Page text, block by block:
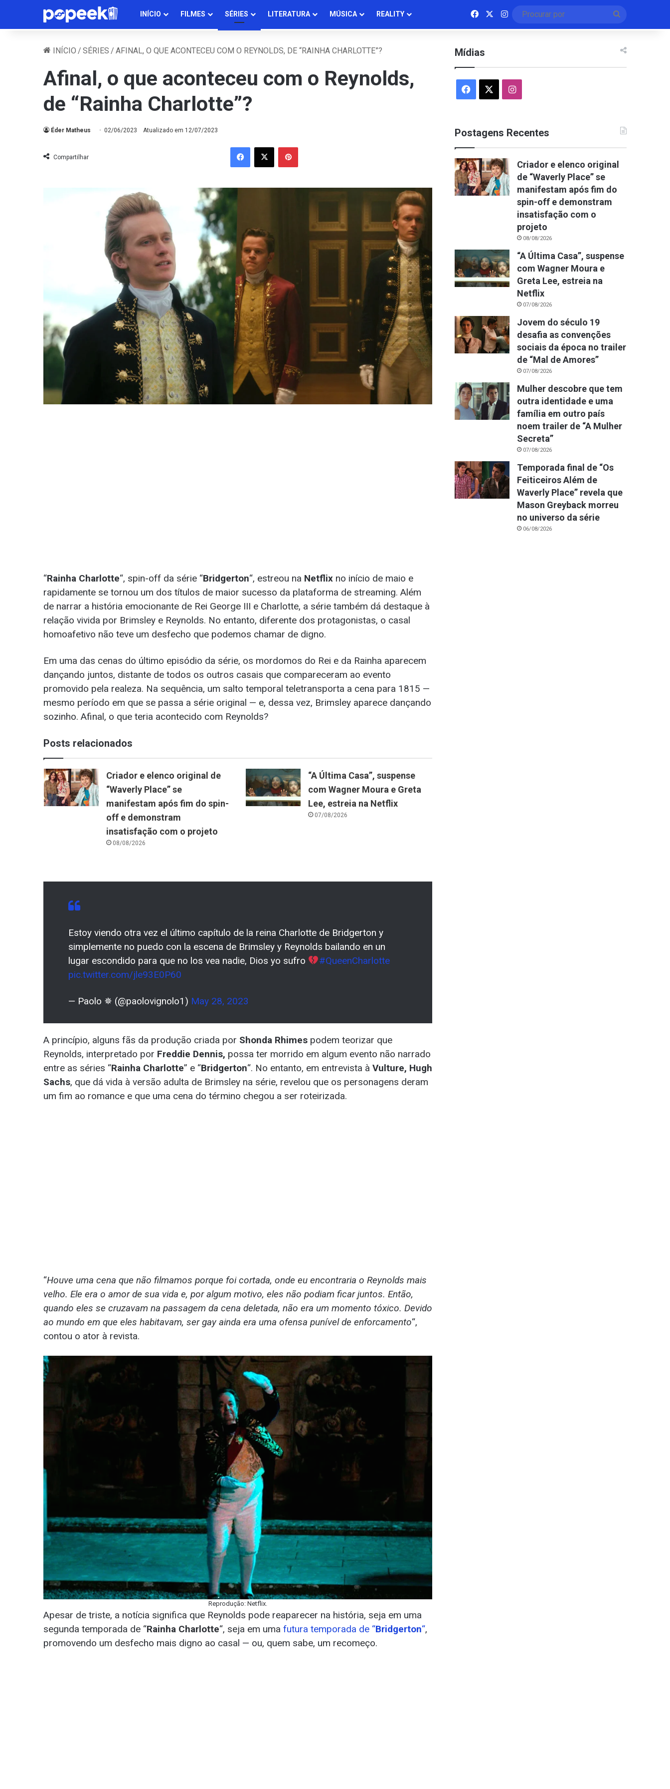
INÍCIO FILMES SÉRIES LITERATURA MÚSICA REALITY FacebookInstagram
por
INÍCIO / SÉRIES / AFINAL, O QUE ACONTECEU COM O REYNOLDS, DE “RAINHA CHARLOTTE”?
Afinal, o que aconteceu com o Reynolds,
de “Rainha Charlotte”?
Éder Matheus 02/06/2023 Atualizado em 12/07/2023
Compartilhar
Facebook
X Pinterest
“Rainha Charlotte“, spin-off da série “Bridgerton“, estreou na Netflix no início de maio e
rapidamente se tornou um dos títulos de maior sucesso da plataforma de streaming. Além
de narrar a história emocionante de Rei George III e Charlotte, a série também dá destaque à
relação vivida por Brimsley e Reynolds. No entanto, diferente dos protagonistas, o casal
homoafetivo não teve um desfecho que podemos chamar de digno.
Em uma das cenas do último episódio da série, os mordomos do Rei e da Rainha aparecem
dançando juntos, distante de todos os outros casais que compareceram ao evento
promovido pela realeza. Na sequência, um salto temporal teletransporta a cena para 1815 —
mesmo período em que se passa a série original — e, dessa vez, Brimsley aparece dançando
sozinho. Afinal, o que teria acontecido com Reynolds?
Posts relacionados
Criador e elenco original de
“Waverly Place” se
manifestam após fim do spin-
off e demonstram
insatisfação com o projeto
08/08/2026
“A Última Casa”, suspense
com Wagner Moura e Greta
Lee, estreia na Netflix
07/08/2026
Estoy viendo otra vez el último capítulo de la reina Charlotte de Bridgerton y
simplemente no puedo con la escena de Brimsley y Reynolds bailando en un
lugar escondido para que no los vea nadie, Dios yo sufro
#QueenCharlotte
pic.twitter.com/jle93E0P60
— Paolo ✵ (@paolovignolo1) May 28, 2023
A princípio, alguns fãs da produção criada por Shonda Rhimes podem teorizar que
Reynolds, interpretado por Freddie Dennis, possa ter morrido em algum evento não narrado
entre as séries “Rainha Charlotte” e “Bridgerton“. No entanto, em entrevista à Vulture, Hugh
Sachs, que dá vida à versão adulta de Brimsley na série, revelou que os personagens deram
um fim ao romance e que uma cena do término chegou a ser roteirizada.
“Houve uma cena que não filmamos porque foi cortada, onde eu encontraria o Reynolds mais
velho. Ele era o amor de sua vida e, por algum motivo, eles não podiam ficar juntos. Então,
quando eles se cruzavam na passagem da cena deletada, não era um momento tóxico. Devido
ao mundo em que eles habitavam, ser gay ainda era uma ofensa punível de enforcamento“,
contou o ator à revista.
Reprodução: Netflix.
Apesar de triste, a notícia significa que Reynolds pode reaparecer na história, seja em uma
segunda temporada de “Rainha Charlotte“, seja em uma futura temporada de “Bridgerton“,
promovendo um desfecho mais digno ao casal — ou, quem sabe, um recomeço.
Mídias
Facebook Instagram
Postagens Recentes
Criador e elenco original
de “Waverly Place” se
manifestam após fim do
spin-off e demonstram
insatisfação com o
projeto
08/08/2026
“A Última Casa”, suspense
com Wagner Moura e
Greta Lee, estreia na
Netflix
07/08/2026
Jovem do século 19
desafia as convenções
sociais da época no trailer
de “Mal de Amores”
07/08/2026
Mulher descobre que tem
outra identidade e uma
família em outro país
noem trailer de “A Mulher
Secreta”
07/08/2026
Temporada final de “Os
Feiticeiros Além de
Waverly Place” revela que
Mason Greyback morreu
no universo da série
06/08/2026